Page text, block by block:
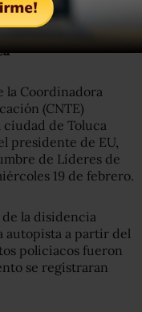
la Coordinadora
(CNTE)
ciudad de Toluca
presidente de EU,
de Líderes de
19 de febrero.
la disidencia
autopista a partir del
policiacos fueron
se registraran